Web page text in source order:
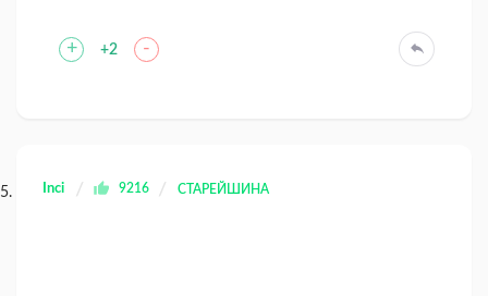
+ +2 -
Inci 9216 СТАРЕЙШИНА